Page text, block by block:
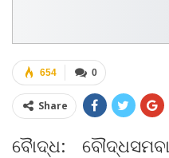
0
654
Share
ବୈାଦ୍ଧ: